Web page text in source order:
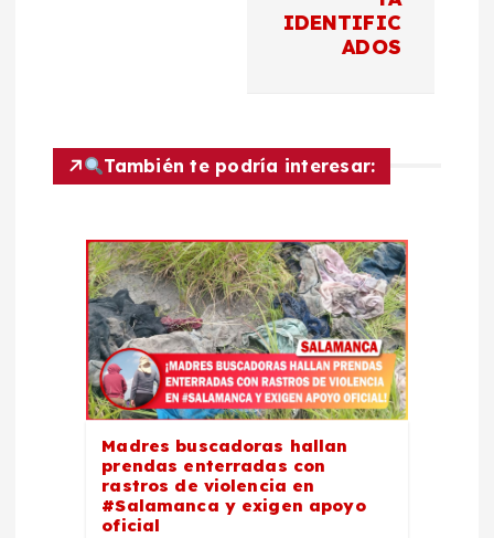
IDENTIFIC
ADOS
También te podría interesar:
Madres buscadoras hallan
prendas enterradas con
rastros de violencia en
#Salamanca y exigen apoyo
oficial